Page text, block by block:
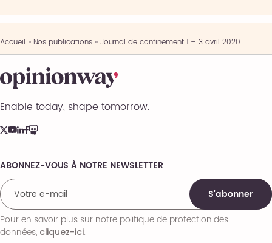
Accueil » Nos publications» Journal de confinement 1 – 3 avril 2020
Enable today, shape tomorrow.
Comments
ABONNEZ-VOUS À NOTRE NEWSLETTER
S'abonner
Pour en savoir plus sur notre politique de protection des
données,cliquez-ici.